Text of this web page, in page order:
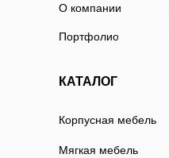
О компании
КАТАЛОГ
Портфолио
Корпусная мебель
Мягкая мебель